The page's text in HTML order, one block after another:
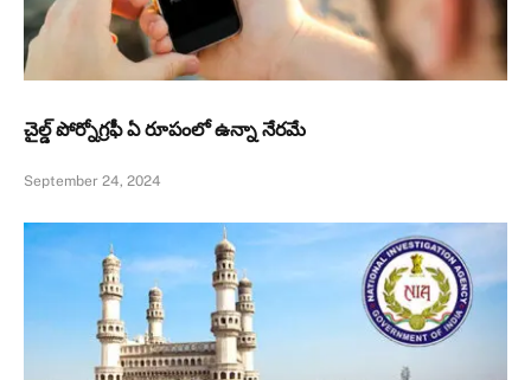
చైల్డ్ పోర్నోగ్రఫీ ఏ రూపంలో ఉన్నా నేరమే
September 24, 2024